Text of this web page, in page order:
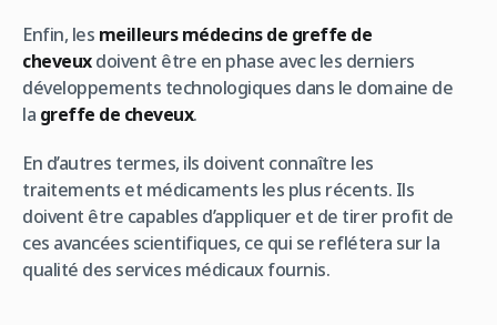
Enfin, les meilleurs médecins de greffe de
cheveuxdoivent être en phase avec les derniers
développements technologiques dans le domaine de
la greffe de cheveux.
En d’autres termes, ils doivent connaître les
traitements et médicaments les plus récents. Ils
doivent être capables d’appliquer et de tirer profit de
ces avancées scientifiques, ce qui se reflétera sur la
qualité des services médicaux fournis.